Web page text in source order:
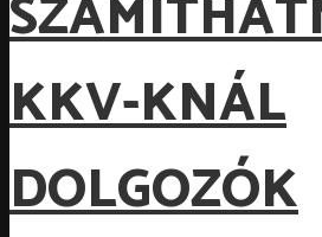
KKV-KNÁL
DOLGOZÓK